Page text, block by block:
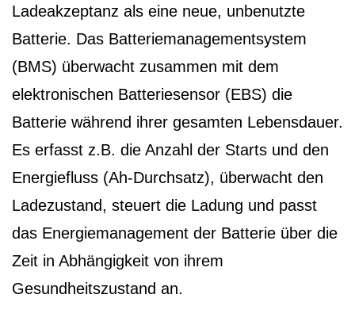
Ladeakzeptanz als eine neue, unbenutzte
Batterie. Das Batteriemanagementsystem
(BMS) überwacht zusammen mit dem
elektronischen Batteriesensor (EBS) die
Batterie während ihrer gesamten Lebensdauer.
Es erfasst z.B. die Anzahl der Starts und den
Energiefluss (Ah-Durchsatz), überwacht den
Ladezustand, steuert die Ladung und passt
das Energiemanagement der Batterie über die
Zeit in Abhängigkeit von ihrem
Gesundheitszustand an.